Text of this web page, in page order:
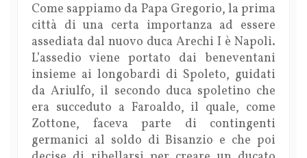
Come sappiamo da Papa Gregorio, la prima
città di una certa importanza ad essere
assediata dal nuovo duca Arechi I è Napoli.
L’assedio viene portato dai beneventani
insieme ai longobardi di Spoleto, guidati
da Ariulfo, il secondo duca spoletino che
era succeduto a Faroaldo, il quale, come
Zottone, faceva parte di contingenti
germanici al soldo di Bisanzio e che poi